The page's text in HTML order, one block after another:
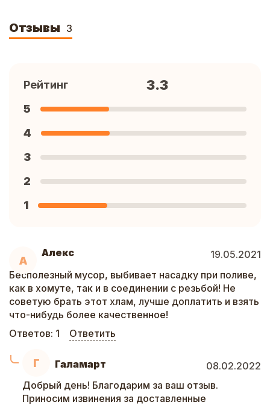
Отзывы 3
А
Алекс
19.05.2021
Бесполезный мусор, выбивает насадку при поливе,
как в хомуте, так и в соединении с резьбой! Не
советую брать этот хлам, лучше доплатить и взять
что-нибудь более качественное!
Ответов: 1 Ответить
Г Галамарт
08.02.2022
Добрый день! Благодарим за ваш отзыв.
Приносим извинения за доставленные
Рейтинг 3.3
5
4
3
2
1